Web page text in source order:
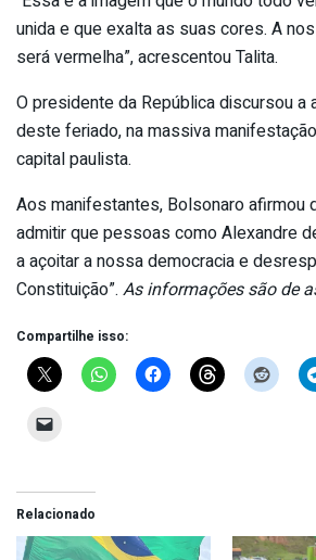
unida e que exalta as suas cores. A
será vermelha”, acrescentou Talita.
O presidente da República discursou a
deste feriado, na massiva
capital paulista.
Aos manifestantes, Bolsonaro afirmou
admitir que pessoas como Alexandre
a açoitar a nossa democracia e
Constituição”. As informações são de
Compartilhe isso:
Relacionado